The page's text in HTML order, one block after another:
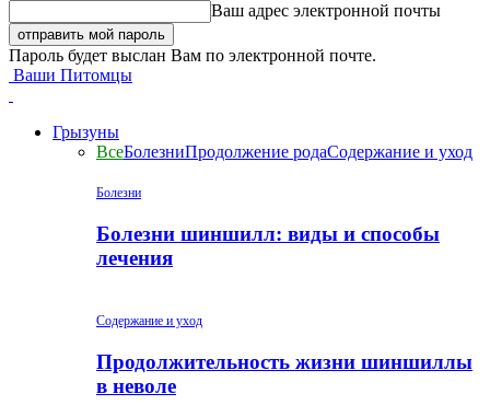
Ваш адрес электронной почты
Пароль будет выслан Вам по электронной почте.
Ваши Питомцы
Грызуны
ВсеБолезниПродолжение родаСодержание и уход
Болезни
Болезни шиншилл: виды и способы
лечения
Содержание и уход
Продолжительность жизни шиншиллы
в неволе